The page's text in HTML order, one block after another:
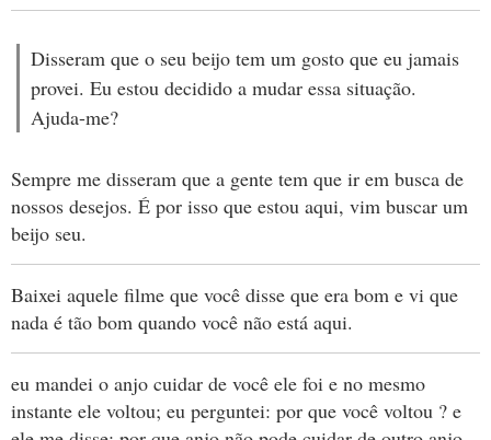
Disseram que o seu beijo tem um gosto que eu jamais
provei. Eu estou decidido a mudar essa situação.
Ajuda-me?
Sempre me disseram que a gente tem que ir em busca de
nossos desejos. É por isso que estou aqui, vim buscar um
beijo seu.
Baixei aquele filme que você disse que era bom e vi que
nada é tão bom quando você não está aqui.
eu mandei o anjo cuidar de você ele foi e no mesmo
instante ele voltou; eu perguntei: por que você voltou ? e